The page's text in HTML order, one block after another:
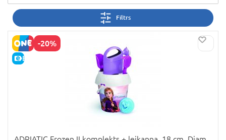
Filtrs
-20%
E-CENA